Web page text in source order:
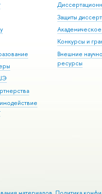
Защиты
Конкурсы и
Внешние
ресурсы